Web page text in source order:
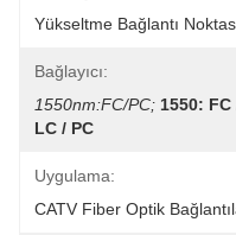
Yükseltme Bağlantı
Bağlayıcı:
1550nm:FC/PC; 1550: FC
LC / PC
Uygulama:
CATV Fiber Optik